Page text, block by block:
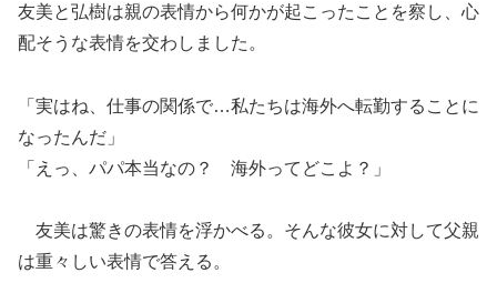
友美と弘樹は親の表情から何かが起こったことを察し、心
配そうな表情を交わしました。
「実はね、仕事の関係で…私たちは海外へ転勤することに
なったんだ」
「えっ、パパ本当なの？ 海外ってどこよ？」
友美は驚きの表情を浮かべる。そんな彼女に対して父親
は重々しい表情で答える。